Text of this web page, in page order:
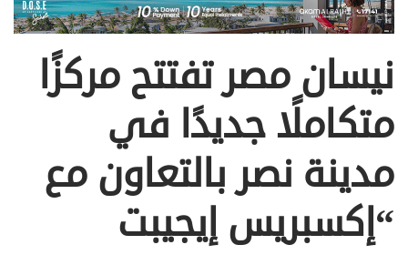
نيسان مصر تفتتح مركزًا
متكاملًا جديدًا في
مدينة نصر بالتعاون مع
“إكسبريس إيجيبت